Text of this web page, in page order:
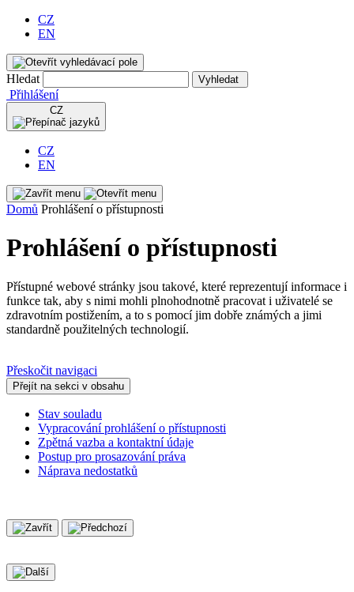
CZ
EN
Hledat Vyhledat
Přihlášení
CZ
CZ
EN
Domů Prohlášení o přístupnosti
Prohlášení o přístupnosti
Přístupné webové stránky jsou takové, které reprezentují informace i
funkce tak, aby s nimi mohli plnohodnotně pracovat i uživatelé se
zdravotním postižením, a to s pomocí jim dobře známých a jimi
standardně použitelných technologií.
Přeskočit navigaci
Přejít na sekci v obsahu
Stav souladu
Vypracování prohlášení o přístupnosti
Zpětná vazba a kontaktní údaje
Postup pro prosazování práva
Náprava nedostatků